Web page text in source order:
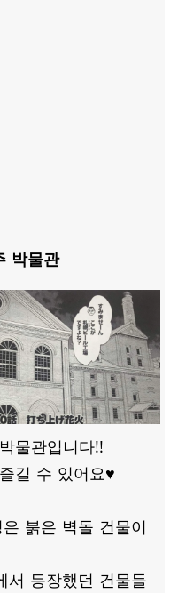
박물관
물관입니다!!
길 수 있어요♥
붉은 벽돌 건물이
서 등장했던 건물들